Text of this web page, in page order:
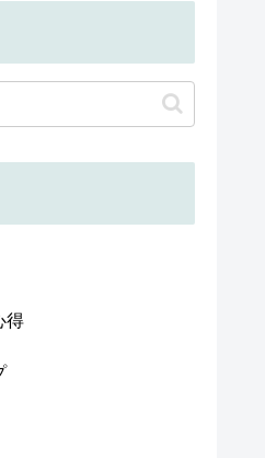
得